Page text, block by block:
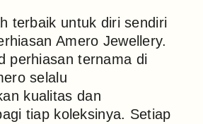
terbaik untuk diri sendiri
Amero Jewellery.
perhiasan ternama di
selalu
kualitas dan
tiap koleksinya. Setiap